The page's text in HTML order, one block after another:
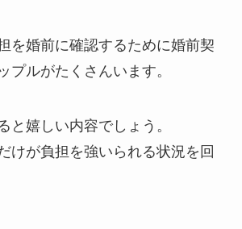
を婚前に確認するために婚前契
プルがたくさんいます。
と嬉しい内容でしょう。
けが負担を強いられる状況を回